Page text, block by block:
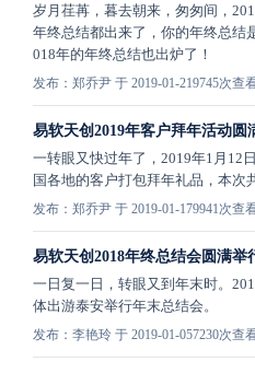
岁月荏苒，暮去朝来，匆匆间，
年终总结都出来了，你的年终总结
018年的年终总结也出炉了！
发布：郑乔尹 于 2019-01-219745次查
易软天创2019年客户拜年活动圆
一转眼又快过年了，2019年1月12
国各地的客户打包拜年礼品，本次
发布：郑乔尹 于 2019-01-179941次查
易软天创2018年终总结会圆满举
一日复一日，转眼又到年末时。
体出游泰安举行年末总结会。
发布：李艳玲 于 2019-01-057230次查